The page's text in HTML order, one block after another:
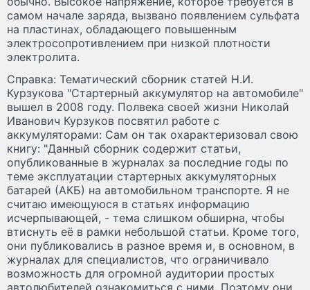
самом начале заряда, вызвано появлением сульфата
на пластинах, обладающего повышенным
электросопротивлением при низкой плотности
электролита.
Справка: Тематический сборник статей Н.И.
Курзукова "Стартерный аккумулятор на автомобиле"
вышел в 2008 году. Полвека своей жизни Николай
Иванович Курзуков посвятил работе с
аккумуляторами: Сам он так охарактеризовал свою
книгу: "Данный сборник содержит статьи,
опубликованные в журналах за последние годы по
теме эксплуатации стартерных аккумуляторных
батарей (АКБ) на автомобильном транспорте. Я не
считаю имеющуюся в статьях информацию
исчерпывающей, - тема слишком обширна, чтобы
втиснуть её в рамки небольшой статьи. Кроме того,
они публиковались в разное время и, в основном, в
журналах для специалистов, что ограничивало
возможность для огромной аудитории простых